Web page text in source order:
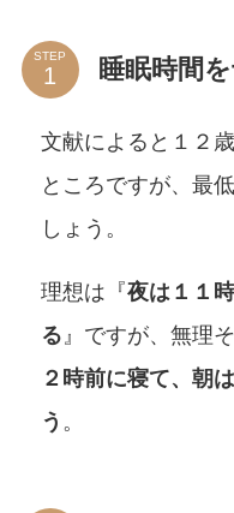
STEP 睡眠時間
文献によると１２
ところですが、最
しょう。
理想は『夜は１１
る』ですが、無理
２時前に寝て、朝
う 。